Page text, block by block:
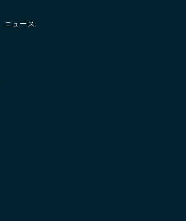
ニュース